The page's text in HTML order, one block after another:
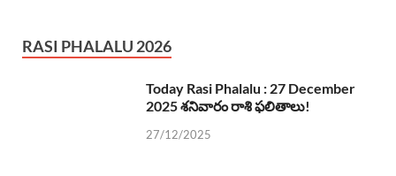
RASI PHALALU 2026
Today Rasi Phalalu : 27 December
2025 శనివారం రాశి ఫలితాలు!
27/12/2025